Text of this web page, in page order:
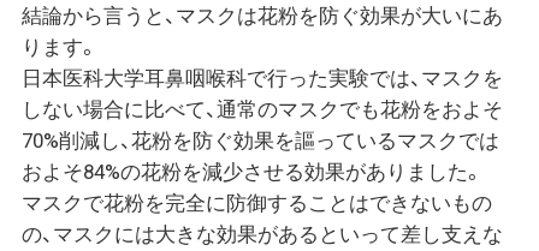
結論から言うと、マスクは花粉を防ぐ効果が大いにあ
ります。
日本医科大学耳鼻咽喉科で行った実験では、マスクを
しない場合に比べて、通常のマスクでも花粉をおよそ
70%削減し、花粉を防ぐ効果を謳っているマスクでは
およそ84%の花粉を減少させる効果がありました。
マスクで花粉を完全に防御することはできないもの
の、マスクには大きな効果があるといって差し支えな